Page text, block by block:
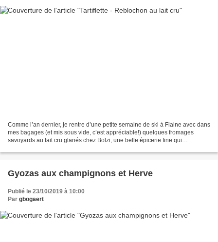
Comme l’an dernier, je rentre d’une petite semaine de ski à Flaine avec dans
mes bagages (et mis sous vide, c’est appréciable!) quelques fromages
savoyards au lait cru glanés chez Bolzi, une belle épicerie fine qui
Gyozas aux champignons et Herve
Publié le 23/10/2019 à 10:00
Par gbogaert